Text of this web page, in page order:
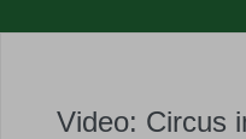
Video: Circus